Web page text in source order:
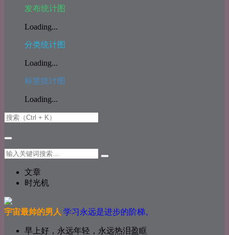
发布统计图
Loading...
分类统计图
Loading...
标签统计图
Loading...
文章
时光机
宇宙最帅的男人 学习永远是进步的阶梯。
早上好，永远年轻，永远热泪盈眶